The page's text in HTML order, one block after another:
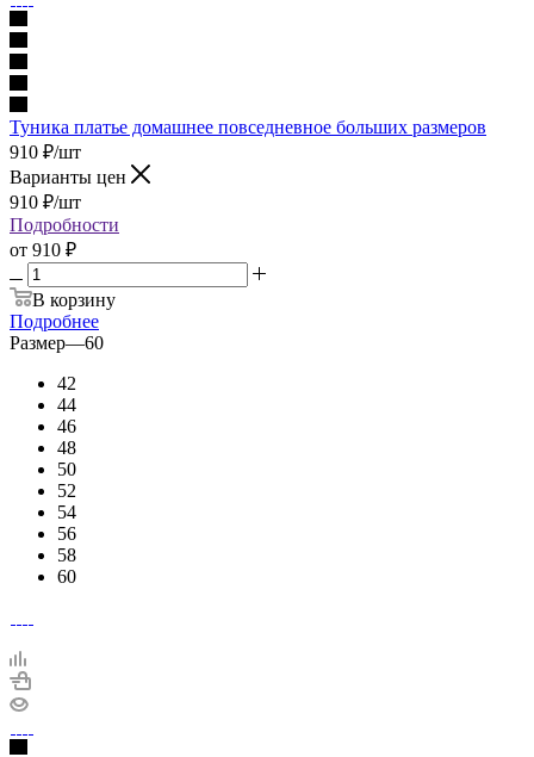
Туника платье домашнее повседневное больших размеров
910 ₽/шт
Варианты цен
910 ₽/шт
Подробности
от 910 ₽
В корзину
Подробнее
Размер—60
42
44
46
48
50
52
54
56
58
60